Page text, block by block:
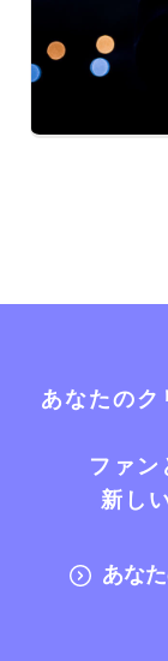
あなたの
ファ
新し
あな